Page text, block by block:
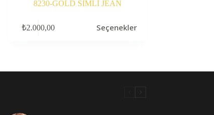
8230-GOLD SİMLİ JEAN
₺2.000,00 Seçenekler
ürünün
Seçenekler